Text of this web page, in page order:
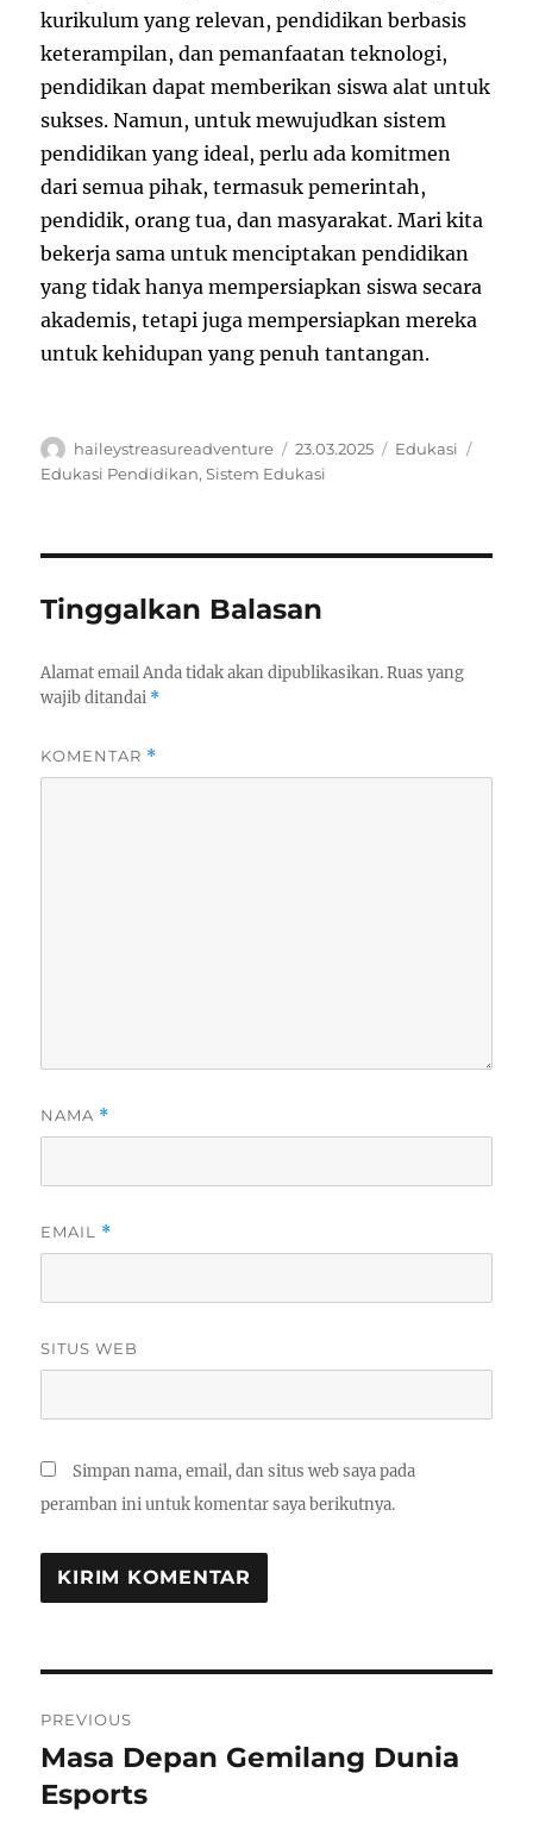
kurikulum yang relevan, pendidikan berbasis
keterampilan, dan pemanfaatan teknologi,
pendidikan dapat memberikan siswa alat untuk
sukses. Namun, untuk mewujudkan sistem
pendidikan yang ideal, perlu ada komitmen
dari semua pihak, termasuk pemerintah,
pendidik, orang tua, dan masyarakat. Mari kita
bekerja sama untuk menciptakan pendidikan
yang tidak hanya mempersiapkan siswa secara
akademis, tetapi juga mempersiapkan mereka
untuk kehidupan yang penuh tantangan.
Author
haileystreasureadventure
Posted
on
23.03.2025 Categories
Edukasi
Edukasi Pendidikan,Sistem Edukasi
Tinggalkan Balasan
Alamat email Anda tidak akan dipublikasikan. Ruas yang
wajib ditandai *
KOMENTAR *
NAMA *
EMAIL *
SITUS WEB
Simpan nama, email, dan situs web saya pada
peramban ini untuk komentar saya berikutnya.
pos
PREVIOUS
Previous
post:
Masa Depan Gemilang Dunia
Esports